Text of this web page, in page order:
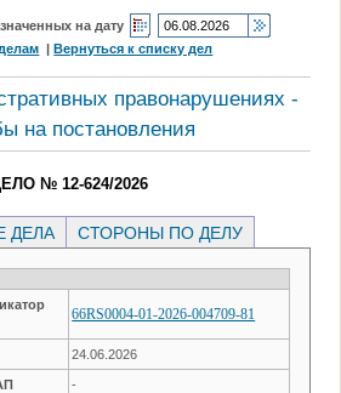
на дату
|Вернуться к списку дел
правонарушениях -
на постановления
№ 12-624/2026
ДЕЛА СТОРОНЫ ПО ДЕЛУ
66RS0004-01-2026-004709-81
24.06.2026
-